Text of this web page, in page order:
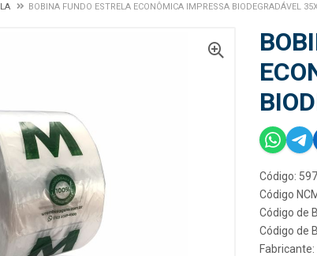
BOBINA FUNDO ESTRELA ECONÔMICA IMPRESSA BIODEGRADÁVEL
Código:
Código
Código de
Código de
Fabricante: